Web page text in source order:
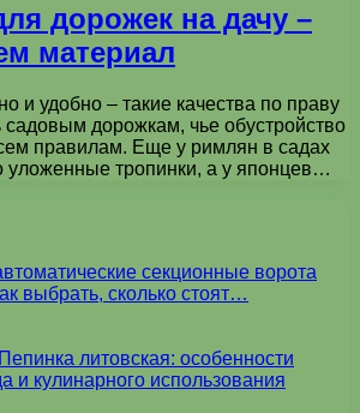
дорожек на дачу –
материал
и удобно – такие качества по праву
садовым дорожкам, чье обустройство
правилам. Еще у римлян в садах
уложенные тропинки, а у японцев…
секционные ворота
выбрать, сколько стоят…
литовская: особенности
и кулинарного использования